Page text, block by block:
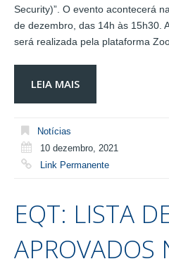
Security)”. O evento acontecerá
de dezembro, das 14h às 15h30.
será realizada pela plataforma
LEIA MAIS
Notícias
10 dezembro, 2021
Link Permanente
EQT: LISTA
APROVADOS